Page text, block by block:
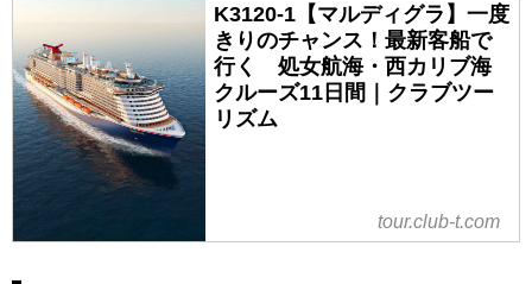
K3120-1【マルディグラ】一度
きりのチャンス！最新客船で
行く 処女航海・西カリブ海
クルーズ11日間｜クラブツー
リズム
tour.club-t.com